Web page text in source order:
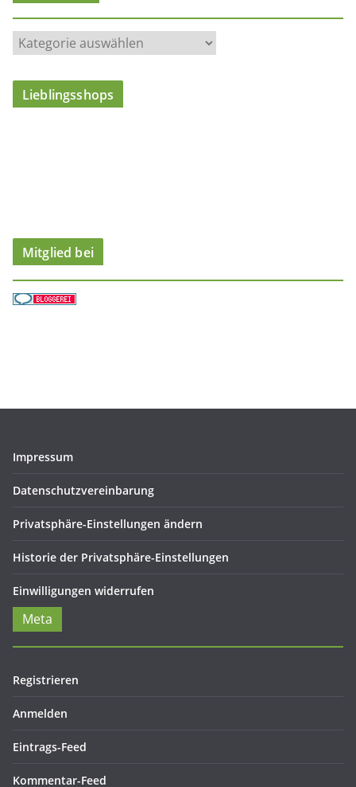
a
t
Lieblingsshops
Mitglied bei
Impressum
Datenschutzvereinbarung
Privatsphäre-Einstellungen ändern
Historie der Privatsphäre-Einstellungen
Einwilligungen widerrufen
Meta
Registrieren
Anmelden
Eintrags-Feed
Kommentar-Feed